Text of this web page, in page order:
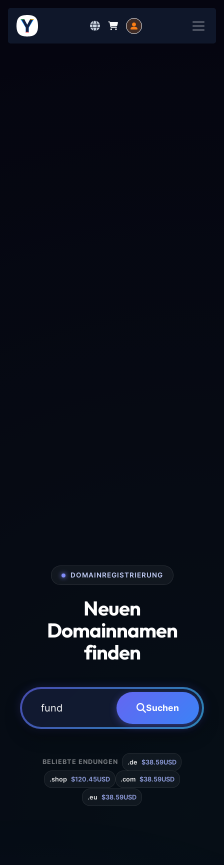
DOMAINREGISTRIERUNG
Neuen
Domainnamen
finden
Suchen
BELIEBTE ENDUNGEN .de $38.59USD
.shop $120.45USD .com $38.59USD
.eu $38.59USD